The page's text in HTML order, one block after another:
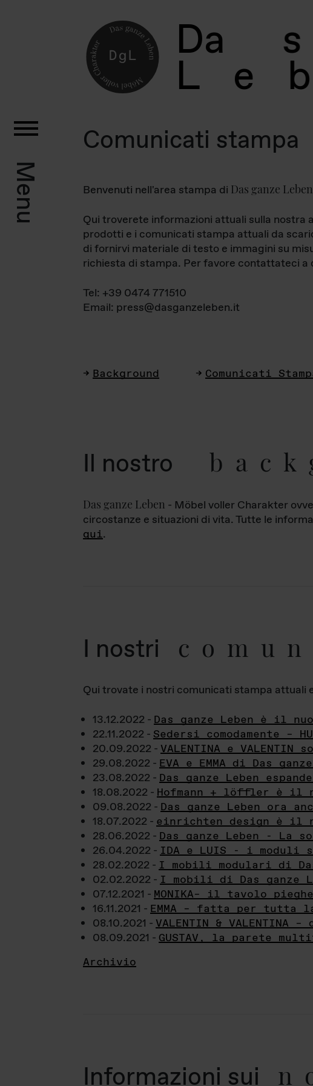
Da s
L e b
Menu
Comunicati stampa
Benvenuti nell'area stampa di Das ganze Leben
Qui troverete informazioni attuali sulla nostra
prodotti e i comunicati stampa attuali da
di fornirvi materiale di testo e immagini su
richiesta di stampa. Per favore contattateci a
Tel: +39 0474 771510
Email: press@dasganzeleben.it
Background Comunicati
Il nostro
Das ganze Leben - Möbel voller Charakter
circostanze e situazioni di vita. Tutte le
qui.
I nostri
Qui trovate i nostri comunicati stampa attuali
13.12.2022 - Das ganze Leben è il
22.11.2022 - Sedersi comodamente –
20.09.2022 - VALENTINA e
29.08.2022 - EVA e EMMA di Das
23.08.2022 - Das ganze Leben
18.08.2022 - Hofmann + löffler è il
09.08.2022 - Das ganze Leben ora
18.07.2022 - einrichten design è il
28.06.2022 - Das ganze Leben - La
26.04.2022 - IDA e LUIS - i moduli
28.02.2022 - I mobili modulari di
02.02.2022 - I mobili di Das ganze
07.12.2021 - MONIKA– il tavolo
16.11.2021 - EMMA – fatta per tutta
08.10.2021 - VALENTIN &
08.09.2021 - GUSTAV, la parete
Archivio
Informazioni sui